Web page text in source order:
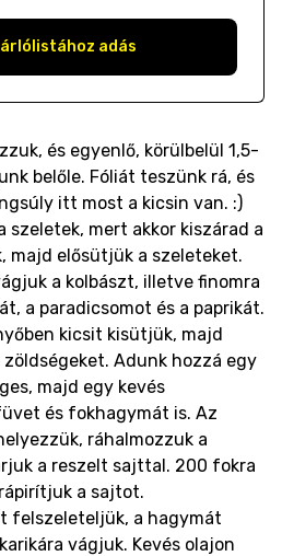
adás
és egyenlő, körülbelül 1,5-
belőle. Fóliát teszünk rá, és
itt most a kicsin van. :)
szeletek, mert akkor kiszárad a
majd elősütjük a szeleteket.
a kolbászt, illetve finomra
a paradicsomot és a paprikát.
kicsit kisütjük, majd
zöldségeket. Adunk hozzá egy
majd egy kevés
és fokhagymát is. Az
ráhalmozzuk a
a reszelt sajttal. 200 fokra
a sajtot.
felszeleteljük, a hagymát
vágjuk. Kevés olajon